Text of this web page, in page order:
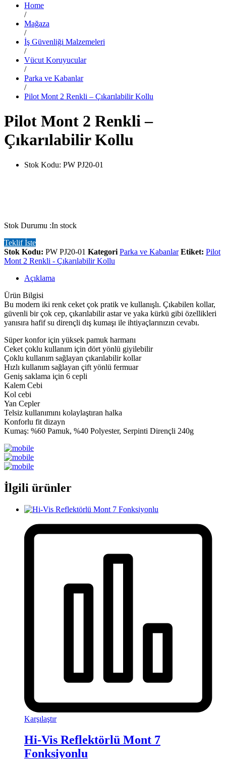
Home
/
Mağaza
/
İş Güvenliği Malzemeleri
/
Vücut Koruyucular
/
Parka ve Kabanlar
/
Pilot Mont 2 Renkli – Çıkarılabilir Kollu
Pilot Mont 2 Renkli –
Çıkarılabilir Kollu
Stok Kodu: PW PJ20-01
Stok Durumu :In stock
Teklif İste
Stok Kodu: PW PJ20-01 Kategori Parka ve Kabanlar Etiket: Pilot
Mont 2 Renkli - Çıkarılabilir Kollu
Açıklama
Ürün Bilgisi
Bu modern iki renk ceket çok pratik ve kullanışlı. Çıkabilen kollar,
güvenli bir çok cep, çıkarılabilir astar ve yaka kürkü gibi özellikleri
yanısıra hafif su dirençli dış kumaşı ile ihtiyaçlarınızın cevabı.
Süper konfor için yüksek pamuk harmanı
Ceket çoklu kullanım için dört yönlü giyilebilir
Çoklu kullanım sağlayan çıkarılabilir kollar
Hızlı kullanım sağlayan çift yönlü fermuar
Geniş saklama için 6 cepli
Kalem Cebi
Kol cebi
Yan Cepler
Telsiz kullanımını kolaylaştıran halka
Konforlu fit dizayn
Kumaş: %60 Pamuk, %40 Polyester, Serpinti Dirençli 240g
İlgili ürünler
Karşılaştır
Hi-Vis Reflektörlü Mont 7
Fonksiyonlu